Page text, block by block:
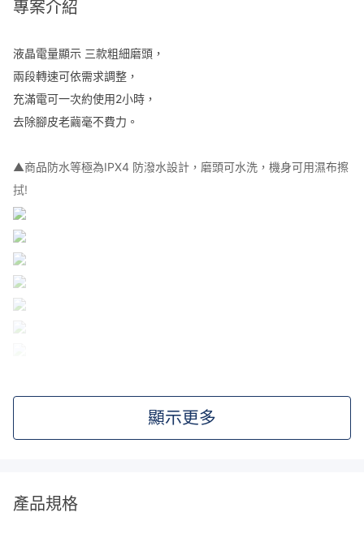
專案介紹
液晶電量顯示 三款粗細磨頭，
兩段轉速可依需求調整，
充滿電可一次約使用2小時，
去除腳皮老繭毫不費力。
▲商品防水等極為IPX4 防潑水設計，磨頭可水洗，機身可用濕布擦
拭!
顯示更多
產品規格